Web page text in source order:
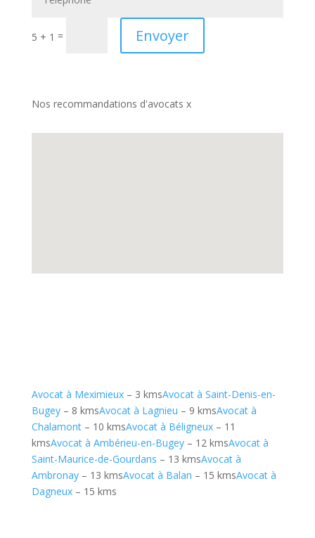
5 + 1 = Envoyer
Nos recommandations d'avocats x
Avocat à Meximieux– 3 kmsAvocat à Saint-Denis-en-
Bugey– 8 kmsAvocat à Lagnieu – 9 kmsAvocat à
Chalamont– 10 kmsAvocat à Béligneux– 11
kmsAvocat à Ambérieu-en-Bugey– 12 kmsAvocat à
Saint-Maurice-de-Gourdans – 13 kmsAvocat à
Ambronay– 13 kmsAvocat à Balan – 15 kmsAvocat à
Dagneux– 15 kms